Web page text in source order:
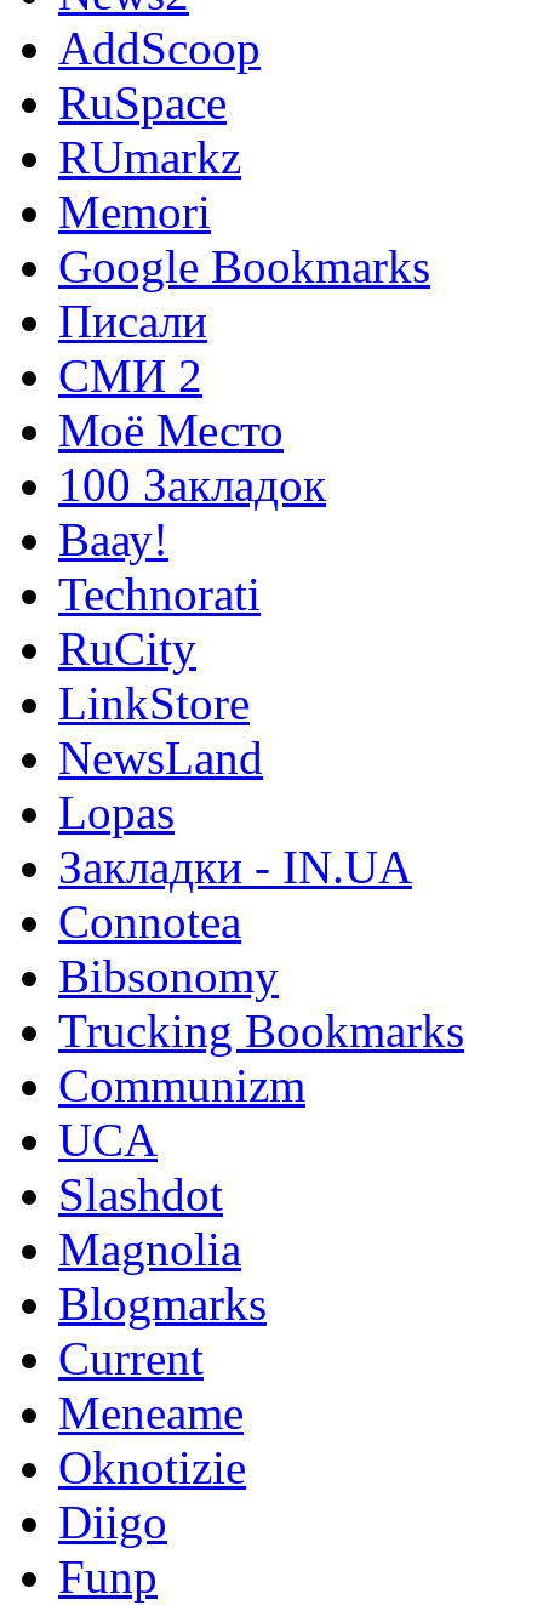
AddScoop
RuSpace
RUmarkz
Memori
Google Bookmarks
Писали
СМИ 2
Моё Место
100 Закладок
Ваау!
Technorati
RuCity
LinkStore
NewsLand
Lopas
Закладки - IN.UA
Connotea
Bibsonomy
Trucking Bookmarks
Communizm
UCA
Slashdot
Magnolia
Blogmarks
Current
Meneame
Oknotizie
Diigo
Funp